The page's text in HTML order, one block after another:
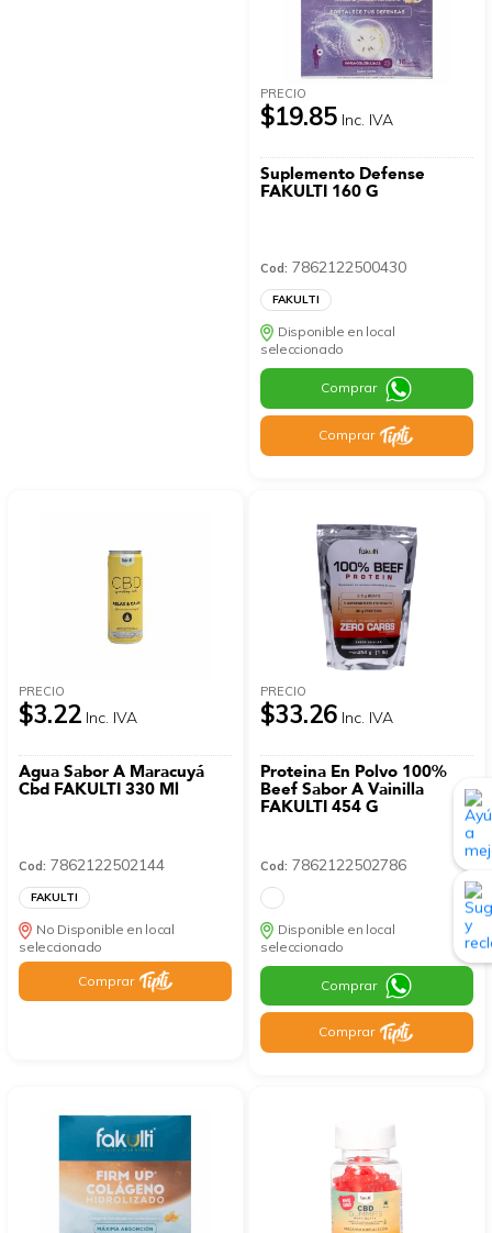
PRECIO
$19.85 Inc. IVA
Suplemento Defense
FAKULTI 160 G
Cod: 7862122500430
FAKULTI
Disponible en local
seleccionado
Comprar
Comprar
PRECIO
$3.22 Inc. IVA
Agua Sabor A Maracuyá
Cbd FAKULTI 330 Ml
Cod: 7862122502144
FAKULTI
No Disponible en local
seleccionado
Comprar
PRECIO
$33.26 Inc. IVA
Proteina En Polvo 100%
Beef Sabor A Vainilla
FAKULTI 454 G
Cod: 7862122502786
Disponible en local
seleccionado
Comprar
Comprar